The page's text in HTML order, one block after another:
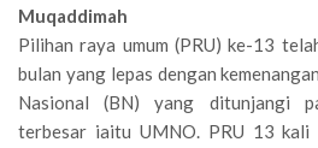
Muqaddimah
Pilihan raya umum (PRU) ke-13
bulan yang lepas dengan
Nasional (BN) yang ditunjangi
terbesar iaitu UMNO. PRU 13 kali